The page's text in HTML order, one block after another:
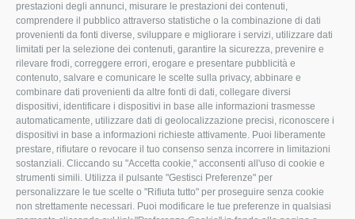
prestazioni degli annunci, misurare le prestazioni dei contenuti,
comprendere il pubblico attraverso statistiche o la combinazione di dati
provenienti da fonti diverse, sviluppare e migliorare i servizi, utilizzare dati
limitati per la selezione dei contenuti, garantire la sicurezza, prevenire e
rilevare frodi, correggere errori, erogare e presentare pubblicità e
contenuto, salvare e comunicare le scelte sulla privacy, abbinare e
combinare dati provenienti da altre fonti di dati, collegare diversi
dispositivi, identificare i dispositivi in base alle informazioni trasmesse
automaticamente, utilizzare dati di geolocalizzazione precisi, riconoscere i
dispositivi in base a informazioni richieste attivamente. Puoi liberamente
prestare, rifiutare o revocare il tuo consenso senza incorrere in limitazioni
sostanziali. Cliccando su "Accetta cookie," acconsenti all'uso di cookie e
strumenti simili. Utilizza il pulsante "Gestisci Preferenze" per
personalizzare le tue scelte o "Rifiuta tutto" per proseguire senza cookie
non strettamente necessari. Puoi modificare le tue preferenze in qualsiasi
info@mocamacchinari.it
F
a
c
e
b
o
o
I
n
s
t
a
g
r
L
i
n
k
e
d
I